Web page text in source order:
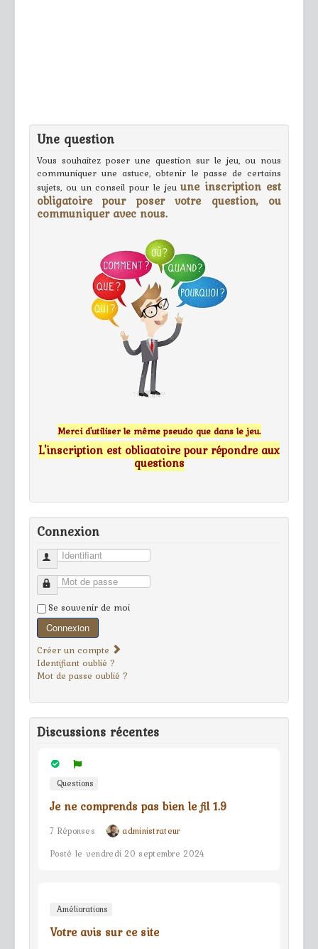
Une question
Vous souhaitez poser une question sur le jeu, ou nous
communiquer une astuce, obtenir le passe de certains
sujets, ou un conseil pour le jeuune inscription est
obligatoire pour poser votre question, ou
communiquer avec nous.
Merci d'utiliser le même pseudo que dans le jeu.
L'inscription est obligatoire pour répondre aux
questions
Connexion
Identifiant
Mot de passe
Se souvenir de moi
Connexion
Créer un compte
Identifiant oublié ?
Mot de passe oublié ?
Discussions récentes
Questions
Je ne comprends pas bien le fil 1.9
7 Réponses
administrateur
Posté le vendredi 20 septembre 2024
Améliorations
Votre avis sur ce site